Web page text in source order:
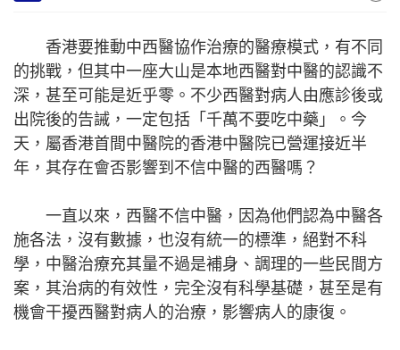
香港要推動中西醫協作治療的醫療模式，有不同
的挑戰，但其中一座大山是本地西醫對中醫的認識不
深，甚至可能是近乎零。不少西醫對病人由應診後或
出院後的告誡，一定包括「千萬不要吃中藥」。今
天，屬香港首間中醫院的香港中醫院已營運接近半
年，其存在會否影響到不信中醫的西醫嗎？
一直以來，西醫不信中醫，因為他們認為中醫各
施各法，沒有數據，也沒有統一的標準，絕對不科
學，中醫治療充其量不過是補身、調理的一些民間方
案，其治病的有效性，完全沒有科學基礎，甚至是有
機會干擾西醫對病人的治療，影響病人的康復。